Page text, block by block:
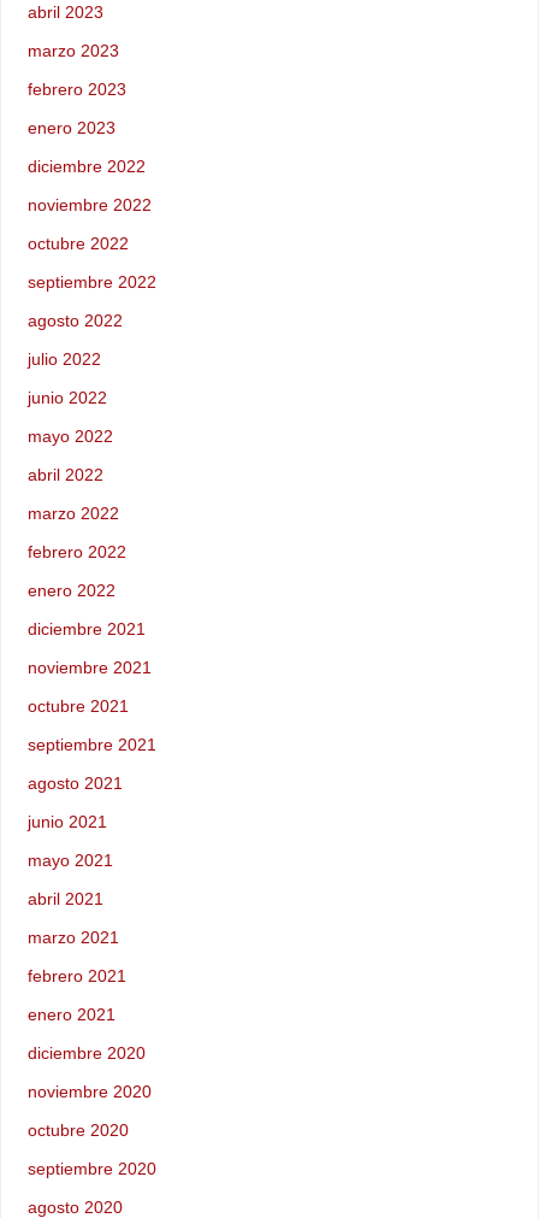
abril 2023
marzo 2023
febrero 2023
enero 2023
diciembre 2022
noviembre 2022
octubre 2022
septiembre 2022
agosto 2022
julio 2022
junio 2022
mayo 2022
abril 2022
marzo 2022
febrero 2022
enero 2022
diciembre 2021
noviembre 2021
octubre 2021
septiembre 2021
agosto 2021
junio 2021
mayo 2021
abril 2021
marzo 2021
febrero 2021
enero 2021
diciembre 2020
noviembre 2020
octubre 2020
septiembre 2020
agosto 2020